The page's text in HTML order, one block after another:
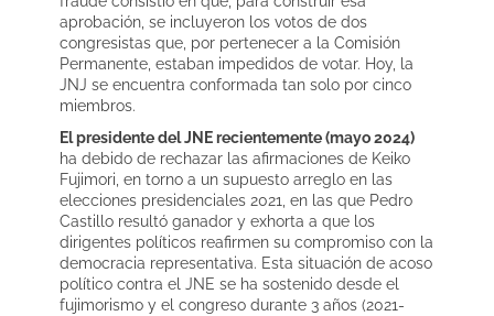
aprobación, se incluyeron los votos de dos
congresistas que, por pertenecer a la Comisión
Permanente, estaban impedidos de votar. Hoy, la
JNJ se encuentra conformada tan solo por cinco
miembros.
El presidente del JNE recientemente (mayo 2024)
ha debido de rechazar las afirmaciones de Keiko
Fujimori, en torno a un supuesto arreglo en las
elecciones presidenciales 2021, en las que Pedro
Castillo resultó ganador y exhorta a que los
dirigentes políticos reafirmen su compromiso con la
democracia representativa. Esta situación de acoso
político contra el JNE se ha sostenido desde el
fujimorismo y el congreso durante 3 años (2021-